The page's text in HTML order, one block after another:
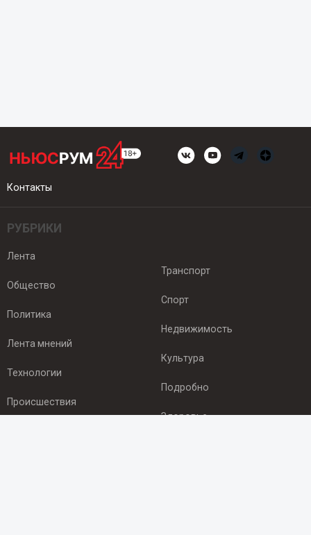
Контакты
РУБРИКИ
Лента
Общество
Политика
Лента мнений
Технологии
Происшествия
Транспорт
Спорт
Недвижимость
Культура
Подробно
Здоровье